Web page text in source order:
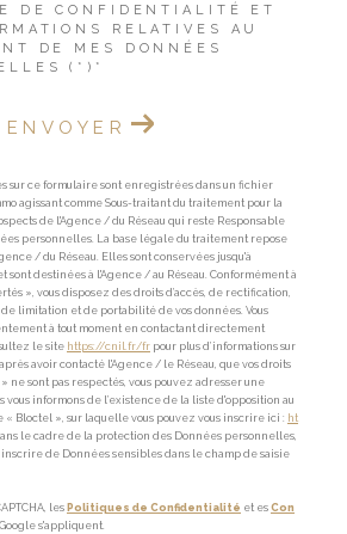
DE CONFIDENTIALITÉ ET
RELATIVES AU
DE MES DONNÉES
(*)*
ENVOYER
sur ce formulaire sont enregistrées dans un fichier
agissant comme Sous-traitant du traitement pour la
de l'Agence / du Réseau qui reste Responsable
personnelles. La base légale du traitement repose
/ du Réseau. Elles sont conservées jusqu'à
sont destinées à l'Agence / au Réseau. Conformément à
», vous disposez des droits d’accès, de rectification,
de limitation et de portabilité de vos données. Vous
à tout moment en contactant directement
le site https://cnil.fr/fr pour plus d’informations sur
avoir contacté l'Agence / le Réseau, que vos droits
ne sont pas respectés, vous pouvez adresser une
vous informons de l’existence de la liste d'opposition au
Bloctel », sur laquelle vous pouvez vous inscrire ici : ht
le cadre de la protection des Données personnelles,
inscrire de Données sensibles dans le champ de saisie
les Politiques de Confidentialité et es Con
s'appliquent.